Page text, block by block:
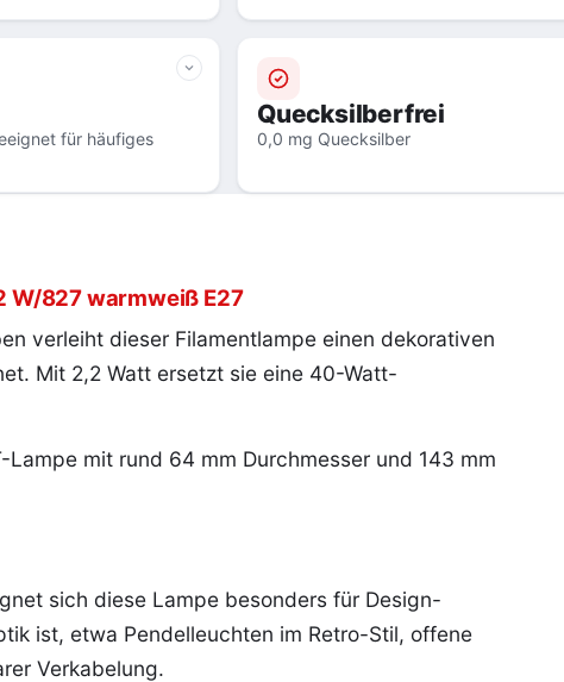
für häufiges
Quecksilberfrei
0,0 mg Quecksilber
W/827 warmweiß E27
verleiht dieser Filamentlampe einen dekorativen
Mit 2,2 Watt ersetzt sie eine 40-Watt-
mit rund 64 mm Durchmesser und 143 mm
sich diese Lampe besonders für Design-
ist, etwa Pendelleuchten im Retro-Stil, offene
Verkabelung.